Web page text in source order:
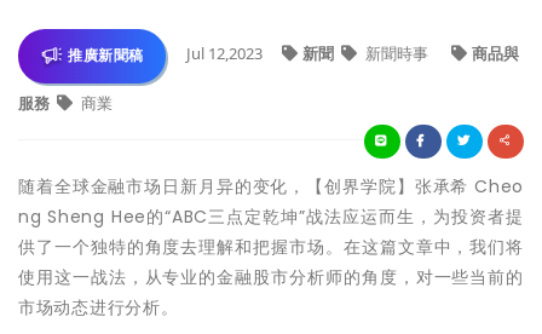
推廣新聞稿 Jul 12,2023 新聞 新聞時事 商品與
服務 商業
随着全球金融市场日新月异的变化，【创界学院】张承希 Cheo
ng Sheng Hee的“ABC三点定乾坤”战法应运而生，为投资者提
供了一个独特的角度去理解和把握市场。在这篇文章中，我们将
使用这一战法，从专业的金融股市分析师的角度，对一些当前的
市场动态进行分析。